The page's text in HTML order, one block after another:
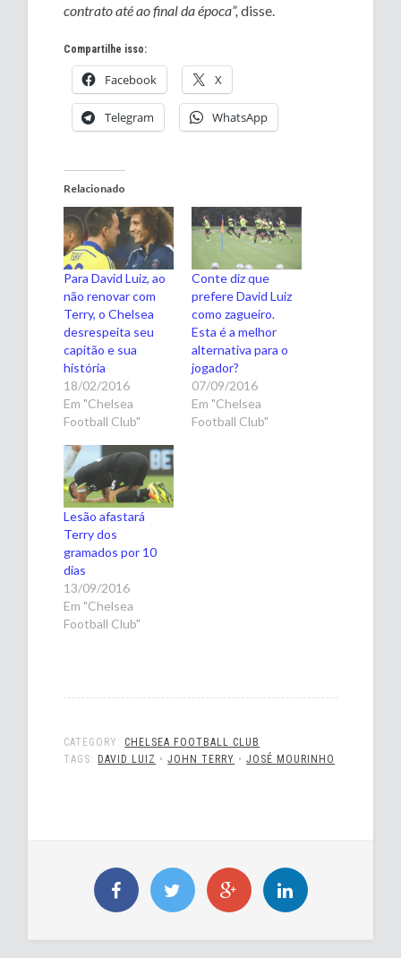
contrato até ao final da época”, disse.
Compartilhe isso:
Facebook X
Telegram WhatsApp
Relacionado
Para David Luiz, ao
não renovar com
Terry, o Chelsea
desrespeita seu
capitão e sua
história
18/02/2016
Em "Chelsea
Football Club"
Conte diz que
prefere David Luiz
como zagueiro.
Esta é a melhor
alternativa para o
jogador?
07/09/2016
Em "Chelsea
Football Club"
Lesão afastará
Terry dos
gramados por 10
dias
13/09/2016
Em "Chelsea
Football Club"
CATEGORY: CHELSEA FOOTBALL CLUB
TAGS: DAVID LUIZ •JOHN TERRY •JOSÉ MOURINHO